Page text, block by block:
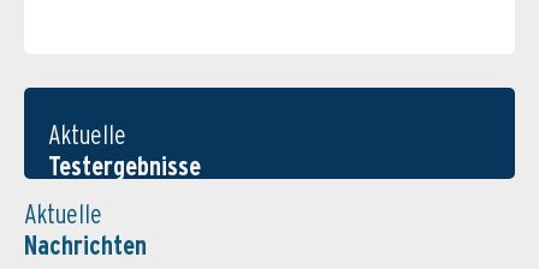
Aktuelle
Testergebnisse
Aktuelle
Nachrichten